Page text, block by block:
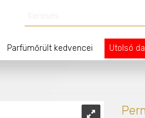
Parfümőrült kedvencei Utolsó